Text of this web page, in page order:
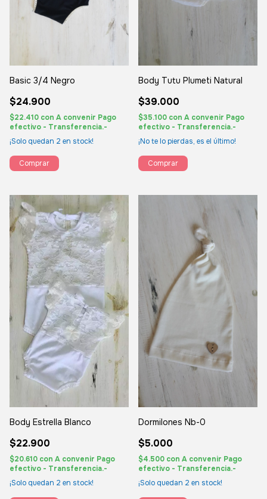
Basic 3/4 Negro
$24.900
$22.410 con A convenir Pago
efectivo - Transferencia.-
¡Solo quedan 2 en stock!
Comprar
Body Tutu Plumeti Natural
$39.000
$35.100 con A convenir Pago
efectivo - Transferencia.-
¡No te lo pierdas, es el último!
Comprar
Body Estrella Blanco
$22.900
$20.610 con A convenir Pago
efectivo - Transferencia.-
¡Solo quedan 2 en stock!
Dormilones Nb-0
$5.000
$4.500 con A convenir Pago
efectivo - Transferencia.-
¡Solo quedan 2 en stock!